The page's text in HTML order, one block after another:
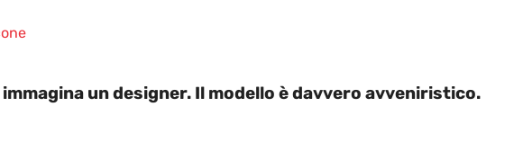
un designer. Il modello è davvero avveniristico.